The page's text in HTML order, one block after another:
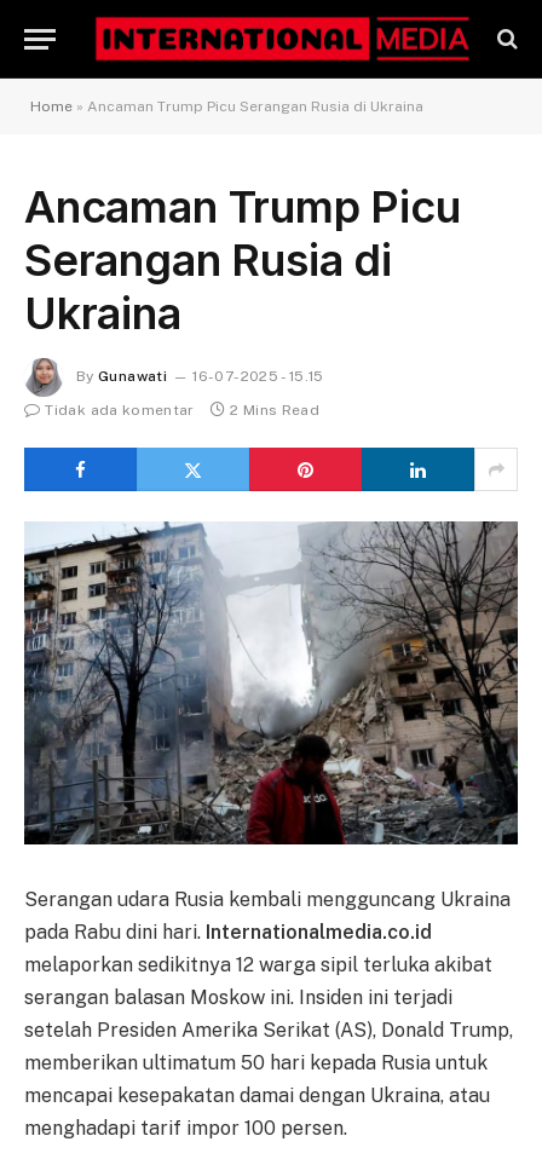
Home » Ancaman Trump Picu Serangan Rusia di Ukraina
Ancaman Trump Picu
Serangan Rusia di
Ukraina
By Gunawati
16-07-2025 - 15.15
Tidak ada komentar
2 Mins Read
Serangan udara Rusia kembali mengguncang Ukraina
pada Rabu dini hari. Internationalmedia.co.id
melaporkan sedikitnya 12 warga sipil terluka akibat
serangan balasan Moskow ini. Insiden ini terjadi
setelah Presiden Amerika Serikat (AS), Donald Trump,
memberikan ultimatum 50 hari kepada Rusia untuk
mencapai kesepakatan damai dengan Ukraina, atau
menghadapi tarif impor 100 persen.